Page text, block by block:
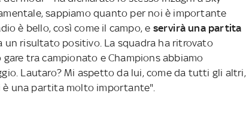
sappiamo quanto per noi è importante
è bello, così come il campo, e servirà una partita
un risultato positivo. La squadra ha ritrovato
tra campionato e Champions abbiamo
Lautaro? Mi aspetto da lui, come da tutti gli altri,
è una partita molto importante".